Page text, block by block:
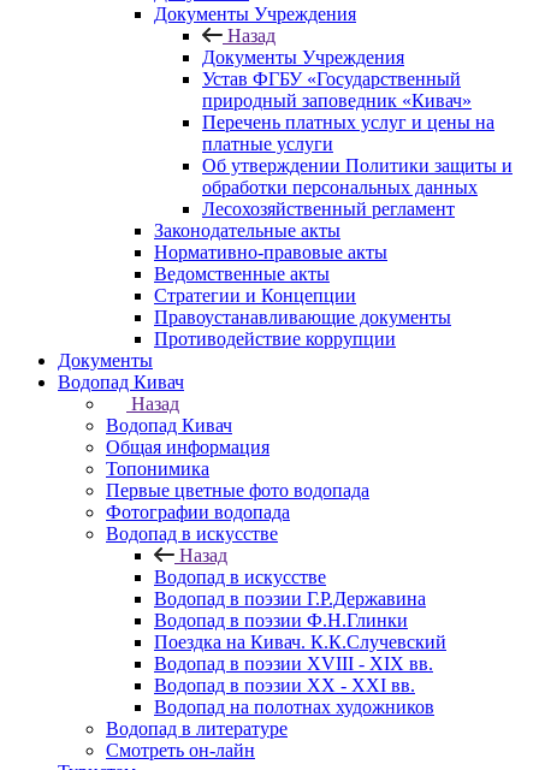
Документы Учреждения
Назад
Документы Учреждения
Устав ФГБУ «Государственный
природный заповедник «Кивач»
Перечень платных услуг и цены на
платные услуги
Об утверждении Политики защиты и
обработки персональных данных
Лесохозяйственный регламент
Законодательные акты
Нормативно-правовые акты
Ведомственные акты
Стратегии и Концепции
Правоустанавливающие документы
Противодействие коррупции
Документы
Водопад Кивач
Назад
Водопад Кивач
Общая информация
Топонимика
Первые цветные фото водопада
Фотографии водопада
Водопад в искусстве
Назад
Водопад в искусстве
Водопад в поэзии Г.Р.Державина
Водопад в поэзии Ф.Н.Глинки
Поездка на Кивач. К.К.Случевский
Водопад в поэзии XVIII - XIX вв.
Водопад в поэзии XX - XXI вв.
Водопад на полотнах художников
Водопад в литературе
Смотреть он-лайн